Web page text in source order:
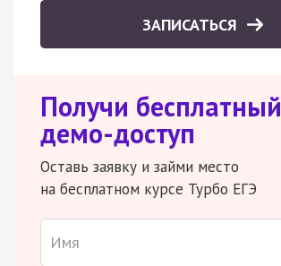
ЗАПИСАТЬСЯ
Получи бесплатный
демо-доступ
Оставь заявку и займи место
на бесплатном курсе Турбо ЕГЭ